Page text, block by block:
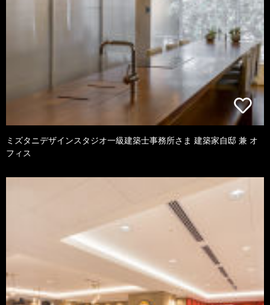
ミズタニデザインスタジオ一級建築士事務所さま 建築家自邸 兼 オ
フィス